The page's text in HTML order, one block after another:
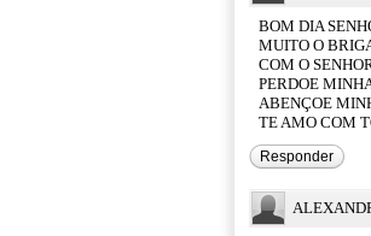
BOM DIA
MUITO O
COM O
PERDOE
ABENÇOE
TE AMO COM
Responder